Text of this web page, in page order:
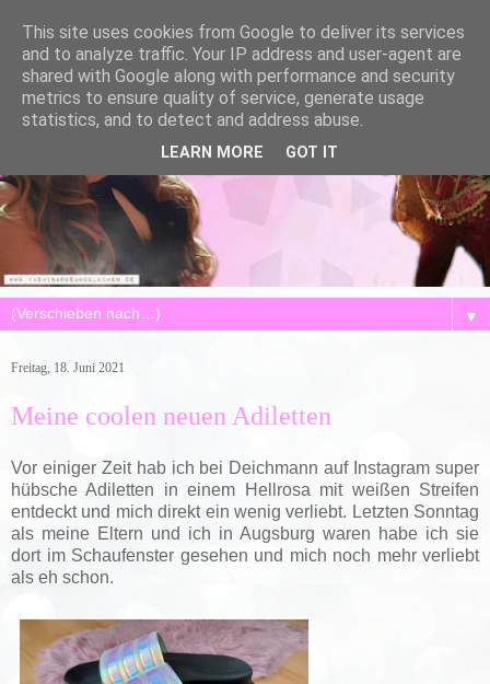
▼
Freitag, 18. Juni 2021
Meine coolen neuen Adiletten
Vor einiger Zeit hab ich bei Deichmann auf Instagram super
hübsche Adiletten in einem Hellrosa mit weißen Streifen
entdeckt und mich direkt ein wenig verliebt. Letzten Sonntag
als meine Eltern und ich in Augsburg waren habe ich sie
dort im Schaufenster gesehen und mich noch mehr verliebt
als eh schon.
This site uses cookies from Google to deliver its services
and to analyze traffic. Your IP address and user-agent are
shared with Google along with performance and security
metrics to ensure quality of service, generate usage
statistics, and to detect and address abuse.
LEARN MORE GOT IT